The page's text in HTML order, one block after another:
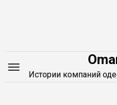
Истории компаний